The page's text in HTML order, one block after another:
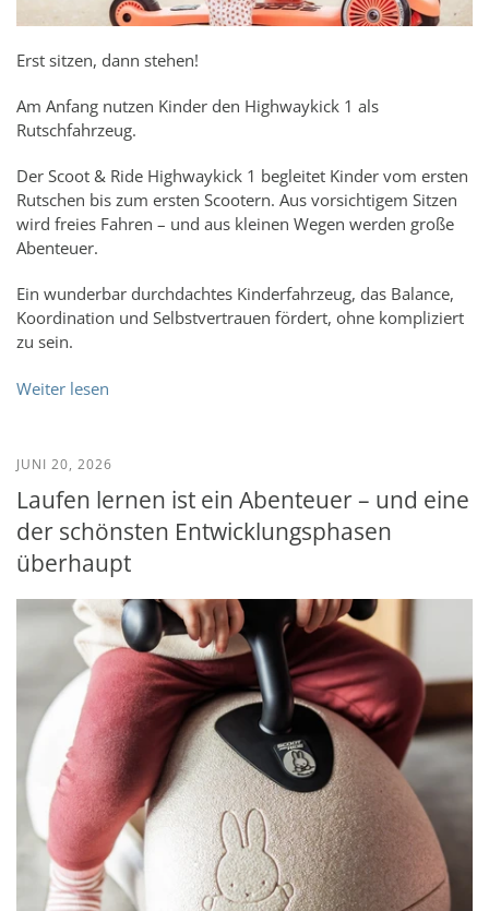
Erst sitzen, dann stehen!
Am Anfang nutzen Kinder den Highwaykick 1 als
Rutschfahrzeug.
Der Scoot & Ride Highwaykick 1 begleitet Kinder vom ersten
Rutschen bis zum ersten Scootern. Aus vorsichtigem Sitzen
wird freies Fahren – und aus kleinen Wegen werden große
Abenteuer.
Ein wunderbar durchdachtes Kinderfahrzeug, das Balance,
Koordination und Selbstvertrauen fördert, ohne kompliziert
zu sein.
Weiter lesen
JUNI 20, 2026
Laufen lernen ist ein Abenteuer – und eine
der schönsten Entwicklungsphasen
überhaupt